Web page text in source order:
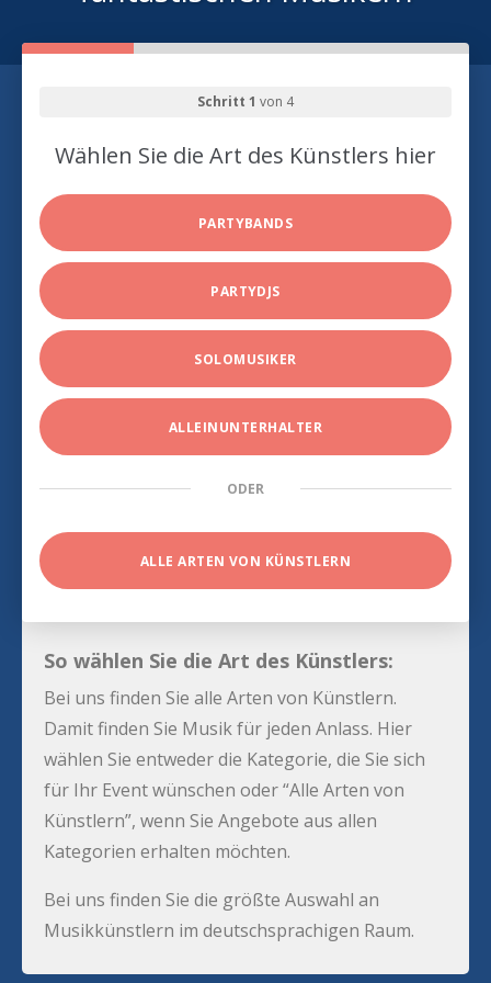
Schritt 1 von 4
Wählen Sie die Art des Künstlers hier
PARTYBANDS
PARTYDJS
SOLOMUSIKER
ALLEINUNTERHALTER
ODER
ALLE ARTEN VON KÜNSTLERN
So wählen Sie die Art des Künstlers:
Bei uns finden Sie alle Arten von Künstlern.
Damit finden Sie Musik für jeden Anlass. Hier
wählen Sie entweder die Kategorie, die Sie sich
für Ihr Event wünschen oder “Alle Arten von
Künstlern”, wenn Sie Angebote aus allen
Kategorien erhalten möchten.
Bei uns finden Sie die größte Auswahl an
Musikkünstlern im deutschsprachigen Raum.